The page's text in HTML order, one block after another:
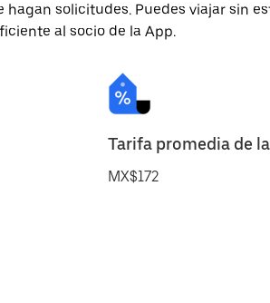
solicitudes. Puedes viajar sin
al socio de la App.
Tarifa promedia de
MX$172